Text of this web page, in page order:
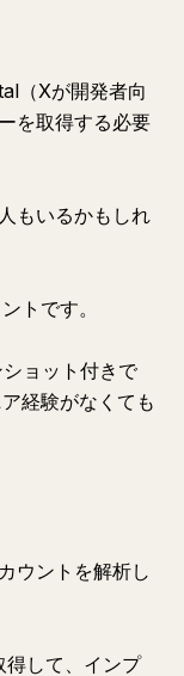
（Xが開発者向
を取得する必要
もいるかもしれ
トです。
ョット付きで
経験がなくても
ウントを解析し
して、インプ